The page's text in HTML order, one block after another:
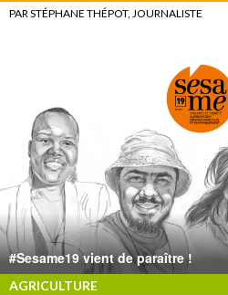
PAR STÉPHANE THÉPOT, JOURNALISTE
#Sesame19 vient de paraître !
AGRICULTURE